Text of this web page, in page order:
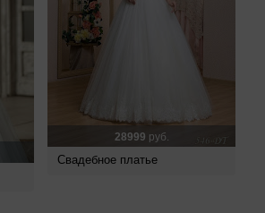
28999 руб.
Свадебное платье